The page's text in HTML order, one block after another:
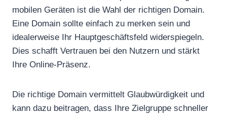
mobilen Geräten ist die Wahl der richtigen Domain.
Eine Domain sollte einfach zu merken sein und
idealerweise Ihr Hauptgeschäftsfeld widerspiegeln.
Dies schafft Vertrauen bei den Nutzern und stärkt
Ihre Online-Präsenz.
Die richtige Domain vermittelt Glaubwürdigkeit und
kann dazu beitragen, dass Ihre Zielgruppe schneller